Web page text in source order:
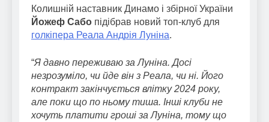
Колишній наставник Динамо і збірної України
Йожеф Сабо підібрав новий топ-клуб для
голкіпера Реала Андрія Луніна.
“Я давно переживаю за Луніна. Досі
незрозуміло, чи йде він з Реала, чи ні. Його
контракт закінчується влітку 2024 року,
але поки що по ньому тиша. Інші клуби не
хочуть платити гроші за Луніна, тому що